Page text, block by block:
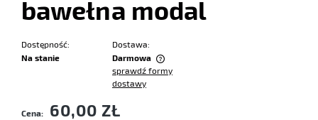
bawełna modal
Dostępność:
Na stanie
Dostawa:
Darmowa
Cena nie zawiera ewentualnych kosztów płatności
sprawdź formy
dostawy
Cena: 60,00 ZŁ